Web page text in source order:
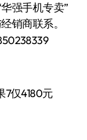
强手机专卖”
销商联系。